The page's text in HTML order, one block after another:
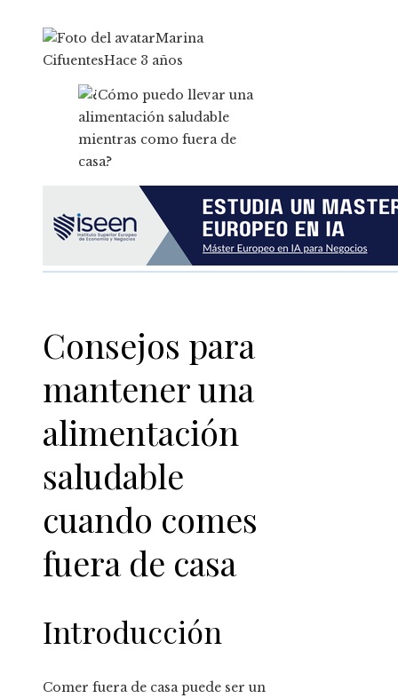
Marina
CifuentesHace 3 años
Consejos para
mantener una
alimentación
saludable
cuando comes
fuera de casa
Introducción
Comer fuera de casa puede ser un